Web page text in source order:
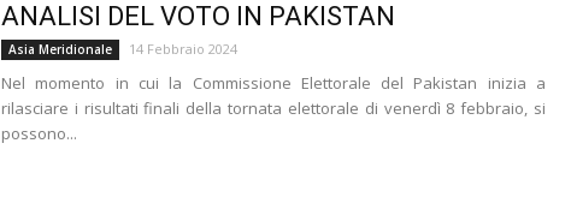
ANALISI DEL VOTO IN PAKISTAN
Asia Meridionale 14 Febbraio 2024
Nel momento in cui la Commissione Elettorale del Pakistan inizia a
rilasciare i risultati finali della tornata elettorale di venerdì 8 febbraio, si
possono...